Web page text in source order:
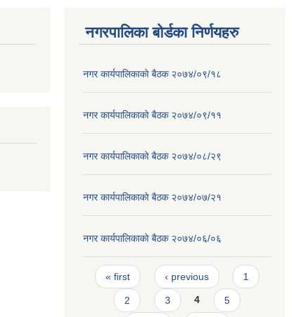
नगरपालिका बोर्डका निर्णयहरु
नगर कार्यपालिकाकाे बैठक २०७४/०९/१८
नगर कार्यपालिकाकाे बैठक २०७४/०९/११
नगर कार्यपालिकाकाे बैठक २०७४/०८/२९
नगर कार्यपालिकाकाे बैठक २०७४/०७/२१
नगर कार्यपालिकाकाे बैठक २०७४/०६/०६
Pages
« first ‹ previous 1
2 3 4 5